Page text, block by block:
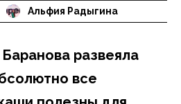
Альфия Радыгина
развеяла
все